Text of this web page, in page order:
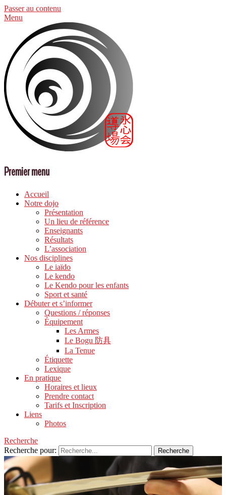
Passer au contenu
Menu
Premier menu
Accueil
Notre dojo
Présentation
Un lieu de référence
Enseignants
Résultats
L’association
Nos disciplines
Le iaïdo
Le kendo
Le Kendo pour les enfants
Sport et santé
Débuter et s’informer
Questions / réponses
Équipement
Les Armes
Le Bogu 防具
La Tenue
Étiquette
Lexique
En pratique
Horaires et lieux
Prendre contact
Tarifs et Inscription
Liens
Photos
Recherche
Recherche pour: